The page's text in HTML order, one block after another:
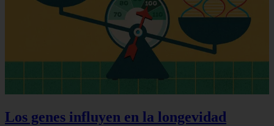
Los genes influyen en la longevidad